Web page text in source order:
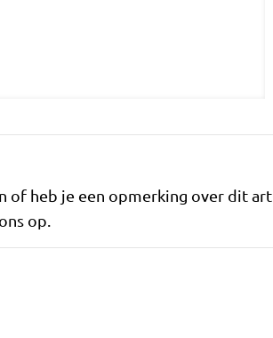
of heb je een opmerking over dit
op.